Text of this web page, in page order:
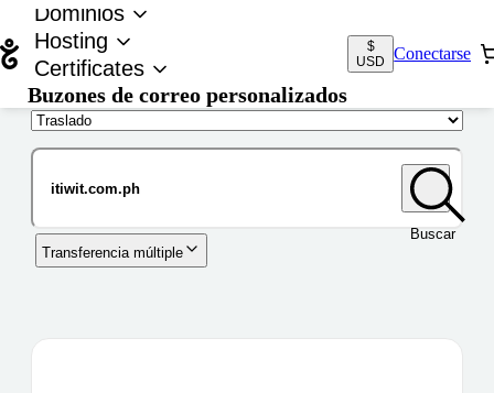
Dominios
Hosting
Certificates
Buzones de correo personalizados
$
USD
Conectarse
Buscar
Transferencia múltiple